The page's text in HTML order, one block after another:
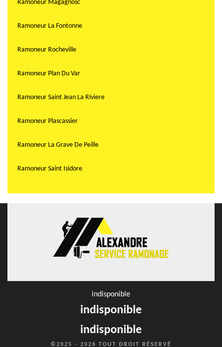
Ramoneur Magagnosc
Ramoneur La Fontonne
Ramoneur Rocheville
Ramoneur Plan Du Var
Ramoneur Saint Jean La Riviere
Ramoneur Plascassier
Ramoneur La Grave De Peille
Ramoneur Saint Isidore
indisponible
indisponible
indisponible
©2025 - 2026 TOUT DROIT RÉSERVÉ